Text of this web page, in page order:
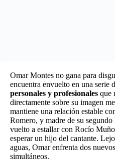
Omar Montes no gana para
encuentra envuelto en una serie
personales y profesionales que
directamente sobre su imagen
mantiene una relación estable
Romero, y madre de su
vuelto a estallar con Rocío
esperar un hijo del cantante.
aguas, Omar enfrenta dos
simultáneos.